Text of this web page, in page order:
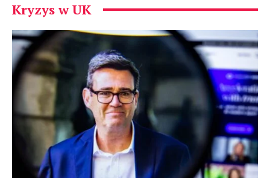
Kryzys w UK